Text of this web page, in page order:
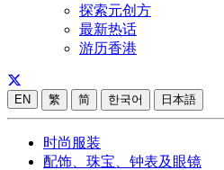
探索元创方
最新热话
游历香港
EN 繁 简 한국어 日本語
时尚服装
配饰、珠宝、钟表及眼镜